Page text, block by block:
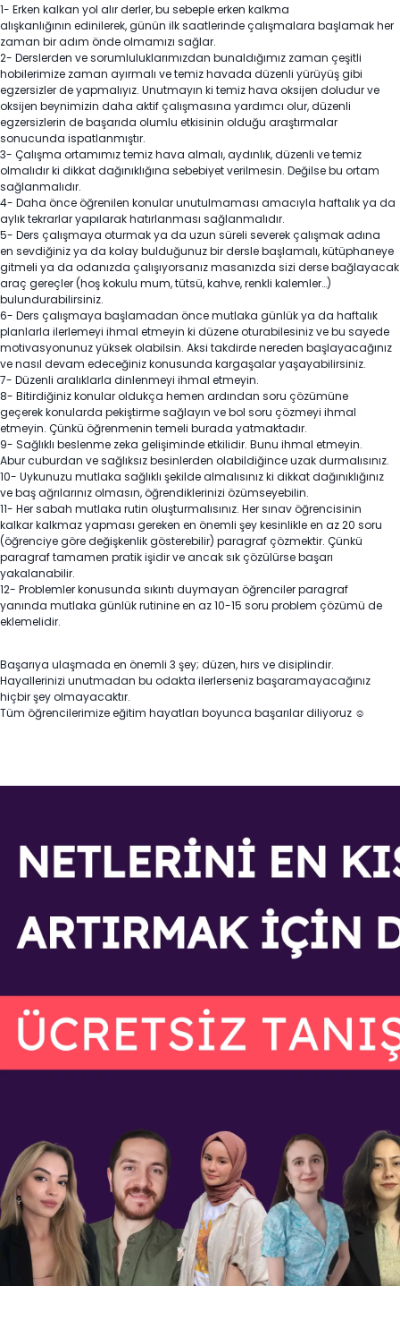
1- Erken kalkan yol alır derler, bu sebeple erken kalkma
alışkanlığının edinilerek, günün ilk saatlerinde çalışmalara başlamak her
zaman bir adım önde olmamızı sağlar.
2- Derslerden ve sorumluluklarımızdan bunaldığımız zaman çeşitli
hobilerimize zaman ayırmalı ve temiz havada düzenli yürüyüş gibi
egzersizler de yapmalıyız. Unutmayın ki temiz hava oksijen doludur ve
oksijen beynimizin daha aktif çalışmasına yardımcı olur, düzenli
egzersizlerin de başarıda olumlu etkisinin olduğu araştırmalar
sonucunda ispatlanmıştır.
3- Çalışma ortamımız temiz hava almalı, aydınlık, düzenli ve temiz
olmalıdır ki dikkat dağınıklığına sebebiyet verilmesin. Değilse bu ortam
sağlanmalıdır.
4- Daha önce öğrenilen konular unutulmaması amacıyla haftalık ya da
aylık tekrarlar yapılarak hatırlanması sağlanmalıdır.
5- Ders çalışmaya oturmak ya da uzun süreli severek çalışmak adına
en sevdiğiniz ya da kolay bulduğunuz bir dersle başlamalı, kütüphaneye
gitmeli ya da odanızda çalışıyorsanız masanızda sizi derse bağlayacak
araç gereçler (hoş kokulu mum, tütsü, kahve, renkli kalemler…)
bulundurabilirsiniz.
6- Ders çalışmaya başlamadan önce mutlaka günlük ya da haftalık
planlarla ilerlemeyi ihmal etmeyin ki düzene oturabilesiniz ve bu sayede
motivasyonunuz yüksek olabilsin. Aksi takdirde nereden başlayacağınız
ve nasıl devam edeceğiniz konusunda kargaşalar yaşayabilirsiniz.
7- Düzenli aralıklarla dinlenmeyi ihmal etmeyin.
8- Bitirdiğiniz konular oldukça hemen ardından soru çözümüne
geçerek konularda pekiştirme sağlayın ve bol soru çözmeyi ihmal
etmeyin. Çünkü öğrenmenin temeli burada yatmaktadır.
9- Sağlıklı beslenme zeka gelişiminde etkilidir. Bunu ihmal etmeyin.
Abur cuburdan ve sağlıksız besinlerden olabildiğince uzak durmalısınız.
10- Uykunuzu mutlaka sağlıklı şekilde almalısınız ki dikkat dağınıklığınız
ve baş ağrılarınız olmasın, öğrendiklerinizi özümseyebilin.
11- Her sabah mutlaka rutin oluşturmalısınız. Her sınav öğrencisinin
kalkar kalkmaz yapması gereken en önemli şey kesinlikle en az 20 soru
(öğrenciye göre değişkenlik gösterebilir) paragraf çözmektir. Çünkü
paragraf tamamen pratik işidir ve ancak sık çözülürse başarı
yakalanabilir.
12- Problemler konusunda sıkıntı duymayan öğrenciler paragraf
yanında mutlaka günlük rutinine en az 10-15 soru problem çözümü de
eklemelidir.
Başarıya ulaşmada en önemli 3 şey; düzen, hırs ve disiplindir.
Hayallerinizi unutmadan bu odakta ilerlerseniz başaramayacağınız
hiçbir şey olmayacaktır.
Tüm öğrencilerimize eğitim hayatları boyunca başarılar diliyoruz ☺